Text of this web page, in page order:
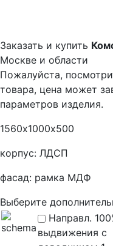
Заказать и купить
Москве и области
Пожалуйста,
товара, цена может
параметров изделия.
1560х1000х500
корпус: ЛДСП
фасад: рамка МДФ
Выберите
Направл.
выдвижения с